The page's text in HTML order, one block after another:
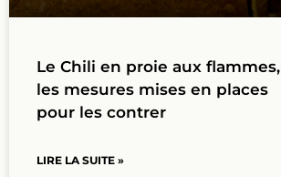
Le Chili en proie aux flammes,
les mesures mises en places
pour les contrer
LIRE LA SUITE »